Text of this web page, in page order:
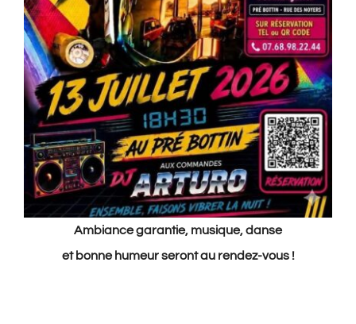
Ambiance garantie, musique, danse
et bonne humeur seront au rendez-vous !